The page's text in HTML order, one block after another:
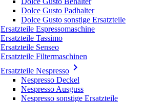
Dolce Gusto Padhalter
Dolce Gusto sonstige Ersatzteile
Ersatzteile Espressomaschine
Ersatzteile Tassimo
Ersatzteile Senseo
Ersatzteile Filtermaschinen
Ersatzteile Nespresso 
Nespresso Deckel
Nespresso Ausguss
Nespresso sonstige Ersatzteile